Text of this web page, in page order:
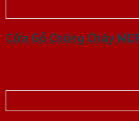
Cửa Gỗ Chống Cháy